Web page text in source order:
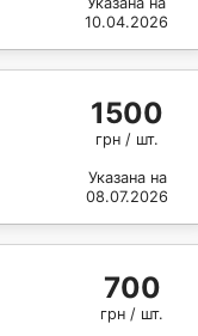
10.04.2026
1500
грн / шт.
Указана на
08.07.2026
700
грн / шт.